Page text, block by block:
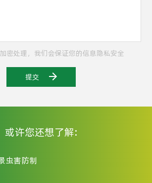
密处理，我们会保证您的信息隐私安全
提交
或许您还想了解:
虫害防制